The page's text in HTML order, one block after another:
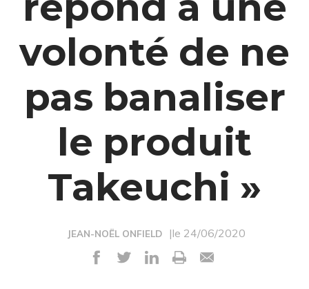
volonté de ne
pas banaliser
le produit
Takeuchi »
JEAN-NOËL ONFIELD |le 24/06/2020